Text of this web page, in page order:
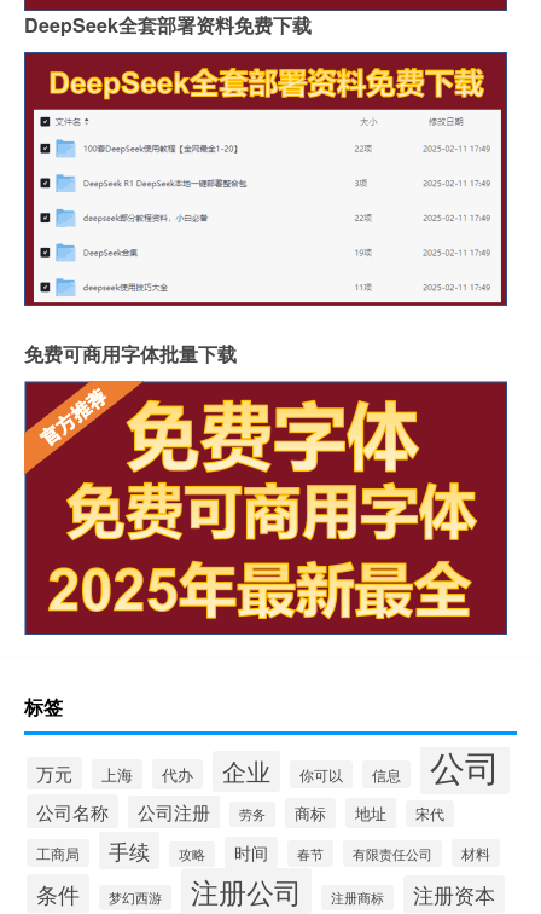
DeepSeek全套部署资料免费下载
免费可商用字体批量下载
标签
万元 上海 代办 企业 你可以 信息 公司
公司名称 公司注册 劳务 商标 地址 宋代
工商局 手续 攻略 时间 春节 有限责任公司 材料
条件 梦幻西游 注册公司 注册商标 注册资本